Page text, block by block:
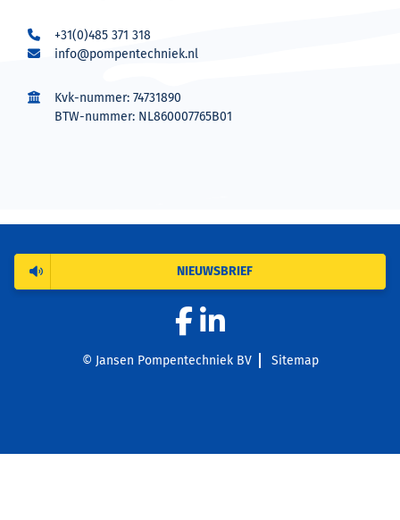
+31(0)485 371 318
info@pompentechniek.nl
Kvk-nummer: 74731890
BTW-nummer: NL860007765B01
© Jansen Pompentechniek BV Sitemap
NIEUWSBRIEF